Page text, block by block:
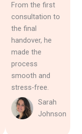
From the first
consultation to
the final
handover, he
made the
process
smooth and
stress-free.
Sarah
Johnson